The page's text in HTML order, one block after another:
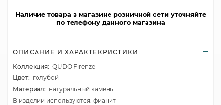
Наличие товара в магазине розничной сети уточняйте
по телефону данного магазина
ОПИСАНИЕ И ХАРАКТЕКРИСТИКИ
Коллекция: QUDO Firenze
Цвет: голубой
Материал: натуральный камень
В изделии используются: фианит